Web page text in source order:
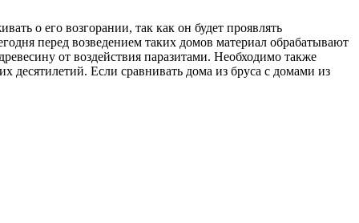
о его возгорании, так как он будет проявлять
перед возведением таких домов материал обрабатывают
от воздействия паразитами. Необходимо также
десятилетий. Если сравнивать дома из бруса с домами из